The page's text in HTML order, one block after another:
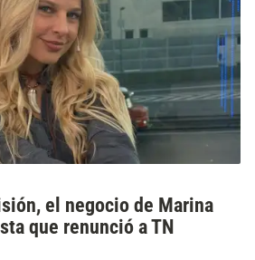
el negocio de Marina
que renunció a TN